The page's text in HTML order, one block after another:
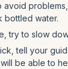
avoid
bottled water.
try to slow
tell your
be able to